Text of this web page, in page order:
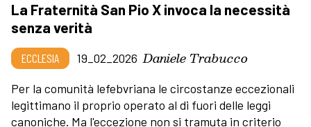
La Fraternità San Pio X invoca la necessità
senza verità
ECCLESIA 19_02_2026 Daniele Trabucco
Per la comunità lefebvriana le circostanze eccezionali
legittimano il proprio operato al di fuori delle leggi
canoniche. Ma l'eccezione non si tramuta in criterio